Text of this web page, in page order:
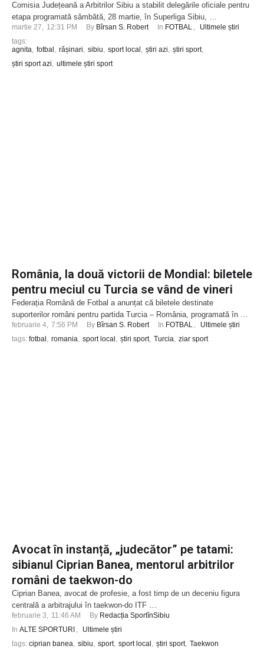
Comisia Județeană a Arbitrilor Sibiu a stabilit delegările oficiale pentru
etapa programată sâmbătă, 28 martie, în Superliga Sibiu, …
martie 27, 12:31 PM By Bîrsan S. Robert In FOTBAL ,
Ultimele știri
tags:
agnita, fotbal , rășinari, sibiu, sport local , știri azi, știri sport,
știri sport azi, ultimele știri sport
România, la două victorii de Mondial: biletele
pentru meciul cu Turcia se vând de vineri
Federația Română de Fotbal a anunțat că biletele destinate
suporterilor români pentru partida Turcia – România, programată în …
februarie 4, 7:56 PM By Bîrsan S. Robert In FOTBAL ,
Ultimele știri
tags: fotbal , romania, sport local , știri sport, Turcia, ziar sport
Avocat în instanță, „judecător” pe tatami:
sibianul Ciprian Banea, mentorul arbitrilor
români de taekwon-do
Ciprian Banea, avocat de profesie, a fost timp de un deceniu figura
centrală a arbitrajului în taekwon-do ITF …
februarie 3, 11:46 AM By Redacția SportînSibiu
In ALTE SPORTURI ,
Ultimele știri
tags: ciprian banea, sibiu, sport, sport local , știri sport, Taekwon